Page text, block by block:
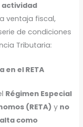
actividad
ventaja fiscal,
de condiciones
Tributaria:
en el RETA
Régimen Especial
(RETA) y no
como